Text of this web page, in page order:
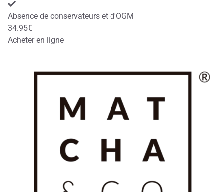
Absence de conservateurs et d'OGM
34.95€
Acheter en ligne